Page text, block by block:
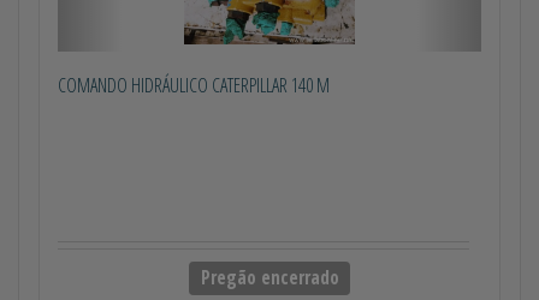
COMANDO HIDRÁULICO CATERPILLAR 140 M
Pregão encerrado